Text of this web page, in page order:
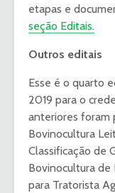
etapas e
seção Editais.
Outros editais
Esse é o quarto
2019 para o
anteriores foram
Bovinocultura
Classificação de
Bovinocultura de
para Tratorista